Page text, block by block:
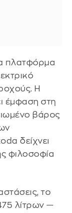
πλατφόρμα
Η
έμφαση στη
βάρος
δείχνει
φιλοσοφία
το
λίτρων —